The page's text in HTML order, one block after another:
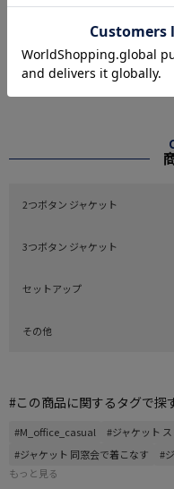
2つボタン ジャケット
3つボタン ジャケット
セットアップ
その他
#この商品に関するタグで探
#M_office_casual #ジャケット
#ジャケット 同窓会で着こなす
#
もっと見る